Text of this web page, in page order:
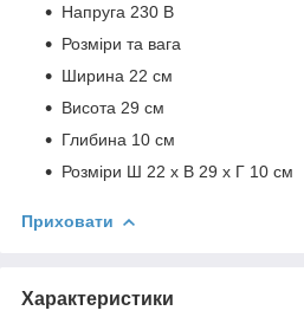
Напруга 230 В
Розміри та вага
Ширина 22 см
Висота 29 см
Глибина 10 см
Розміри Ш 22 х В 29 х Г 10 см
Приховати
Характеристики